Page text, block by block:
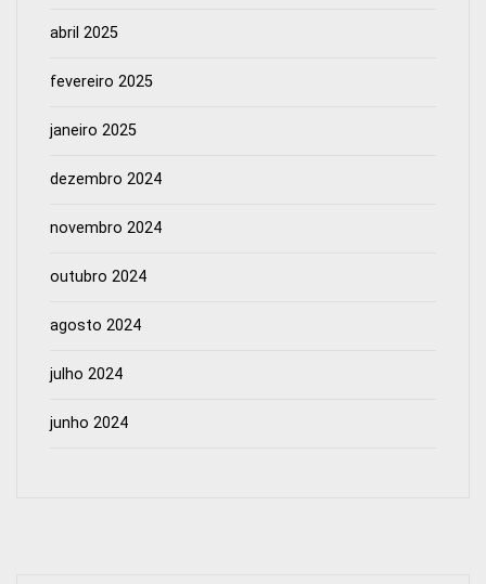
abril 2025
fevereiro 2025
janeiro 2025
dezembro 2024
novembro 2024
outubro 2024
agosto 2024
julho 2024
junho 2024